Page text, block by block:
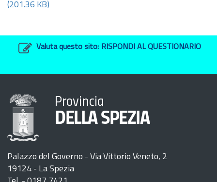
(201.36 KB)
Valuta questo sito: RISPONDI AL QUESTIONARIO
Provincia
DELLA SPEZIA
Palazzo del Governo - Via Vittorio Veneto, 2
19124 - La Spezia